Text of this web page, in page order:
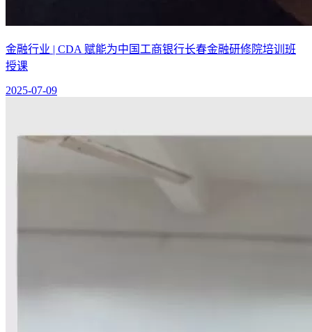
金融行业 | CDA 赋能为中国工商银行长春金融研修院培训班
授课
2025-07-09